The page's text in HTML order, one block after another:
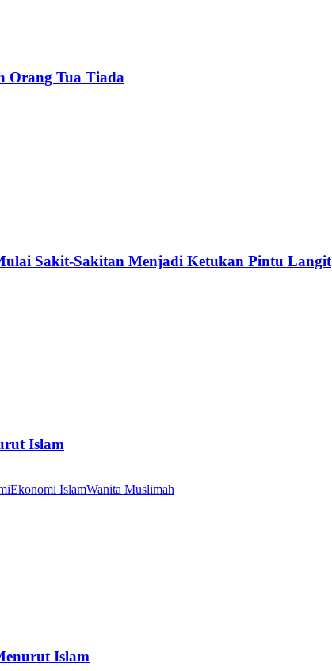
Orang Tua Tiada
Sakit-Sakitan Menjadi Ketukan Pintu Langit
Islam
Ekonomi IslamWanita Muslimah
Islam